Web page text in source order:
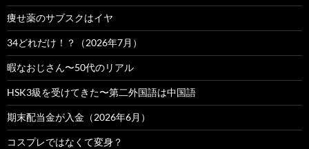
痩せ薬のサブスクはイヤ
34どれだけ！？（2026年7月）
暇なおじさん〜50代のリアル
HSK3級を受けてきた〜第二外国語は中国語
期末配当金が入金（2026年6月）
コスプレではなくて変身？